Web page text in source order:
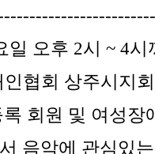
일 오후 2시 ~ 4시
협회 상주시지
회원 및 여성장
음악에 관심있